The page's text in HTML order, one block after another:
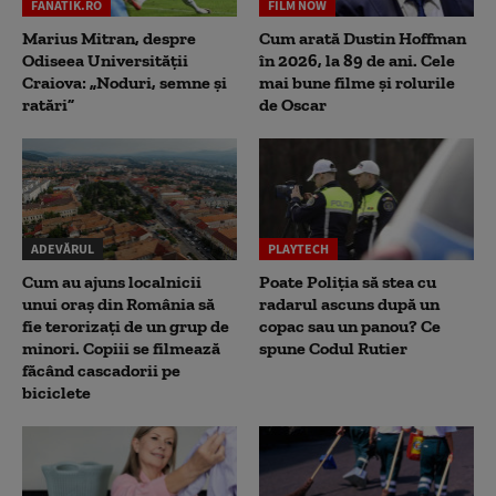
FANATIK.RO
Marius Mitran, despre
Odiseea Universității
Craiova: „Noduri, semne și
ratări”
FILM NOW
Cum arată Dustin Hoffman
în 2026, la 89 de ani. Cele
mai bune filme și rolurile
de Oscar
ADEVĂRUL
Cum au ajuns localnicii
unui oraș din România să
fie terorizați de un grup de
minori. Copiii se filmează
făcând cascadorii pe
biciclete
PLAYTECH
Poate Poliția să stea cu
radarul ascuns după un
copac sau un panou? Ce
spune Codul Rutier